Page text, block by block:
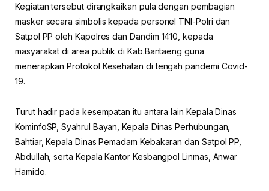
Kegiatan tersebut dirangkaikan pula dengan pembagian
masker secara simbolis kepada personel TNI-Polri dan
Satpol PP oleh Kapolres dan Dandim 1410, kepada
masyarakat di area publik di Kab.Bantaeng guna
menerapkan Protokol Kesehatan di tengah pandemi Covid-
19.
Turut hadir pada kesempatan itu antara lain Kepala Dinas
KominfoSP, Syahrul Bayan, Kepala Dinas Perhubungan,
Bahtiar, Kepala Dinas Pemadam Kebakaran dan Satpol PP,
Abdullah, serta Kepala Kantor Kesbangpol Linmas, Anwar
Hamido.